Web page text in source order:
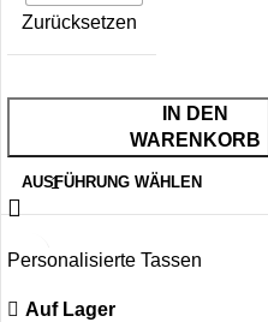
Zurücksetzen
IN DEN
WARENKORB
AUSFÜHRUNG WÄHLEN
Personalisierte Tassen
Auf Lager